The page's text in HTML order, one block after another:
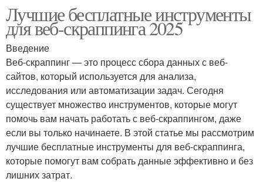
Лучшие бесплатные инструменты
для веб-скраппинга 2025
Введение
Веб-скраппинг — это процесс сбора данных с веб-
сайтов, который используется для анализа,
исследования или автоматизации задач. Сегодня
существует множество инструментов, которые могут
помочь вам начать работать с веб-скраппингом, даже
если вы только начинаете. В этой статье мы рассмотрим
лучшие бесплатные инструменты для веб-скраппинга,
которые помогут вам собрать данные эффективно и без
лишних затрат.